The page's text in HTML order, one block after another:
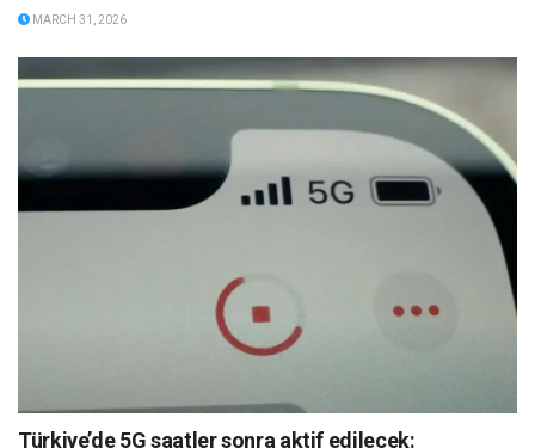
MARCH 31, 2026
Türkiye’de 5G saatler sonra aktif edilecek: